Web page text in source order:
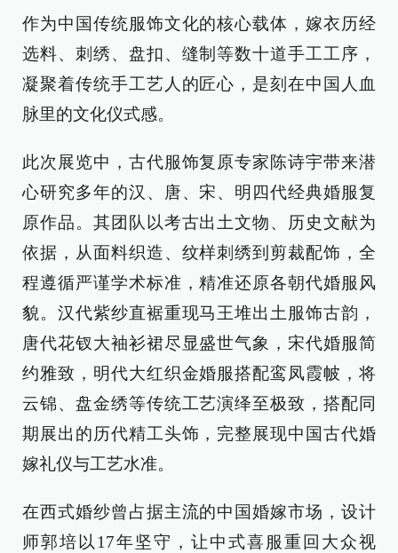
作为中国传统服饰文化的核心载体，嫁衣历经
选料、刺绣、盘扣、缝制等数十道手工工序，
凝聚着传统手工艺人的匠心，是刻在中国人血
脉里的文化仪式感。
此次展览中，古代服饰复原专家陈诗宇带来潜
心研究多年的汉、唐、宋、明四代经典婚服复
原作品。其团队以考古出土文物、历史文献为
依据，从面料织造、纹样刺绣到剪裁配饰，全
程遵循严谨学术标准，精准还原各朝代婚服风
貌。汉代紫纱直裾重现马王堆出土服饰古韵，
唐代花钗大袖衫裙尽显盛世气象，宋代婚服简
约雅致，明代大红织金婚服搭配鸾凤霞帔，将
云锦、盘金绣等传统工艺演绎至极致，搭配同
期展出的历代精工头饰，完整展现中国古代婚
嫁礼仪与工艺水准。
在西式婚纱曾占据主流的中国婚嫁市场，设计
师郭培以17年坚守，让中式喜服重回大众视